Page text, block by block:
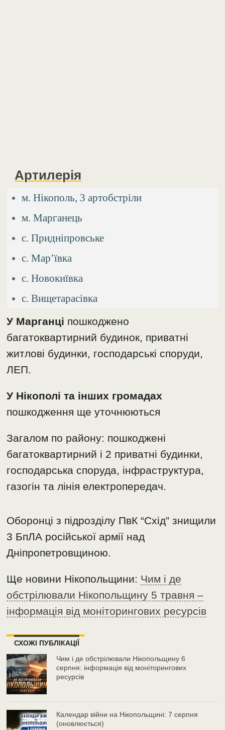
Артилерія
м. Нікополь, 3 артобстріли
м. Марганець
с. Придніпровське
с. Мар’ївка
с. Новокиївка
с. Вищетарасівка
У Марганці пошкоджено
багатоквартирний будинок, приватні
житлові будинки, господарські споруди,
ЛЕП.
У Нікополі та інших громадах
пошкодження ще уточнюються
Загалом по району: пошкоджені
багатоквартирний і 2 приватні будинки,
господарська споруда, інфраструктура,
газогін та лінія електропередач.
Оборонці з підрозділу ПвК “Схід” знищили
3 БпЛА російської армії над
Дніпропетровщиною.
Ще новини Нікопольщини: Чим і де
обстрілювали Нікопольщину 5 травня –
інформація від моніторингових ресурсів
СХОЖІ ПУБЛІКАЦІЇ
Чим і де обстрілювали Нікопольщину 6
серпня: інформація від моніторингових
ресурсів
Календар війни на Нікопольщині: 7 серпня
(оновлюється)